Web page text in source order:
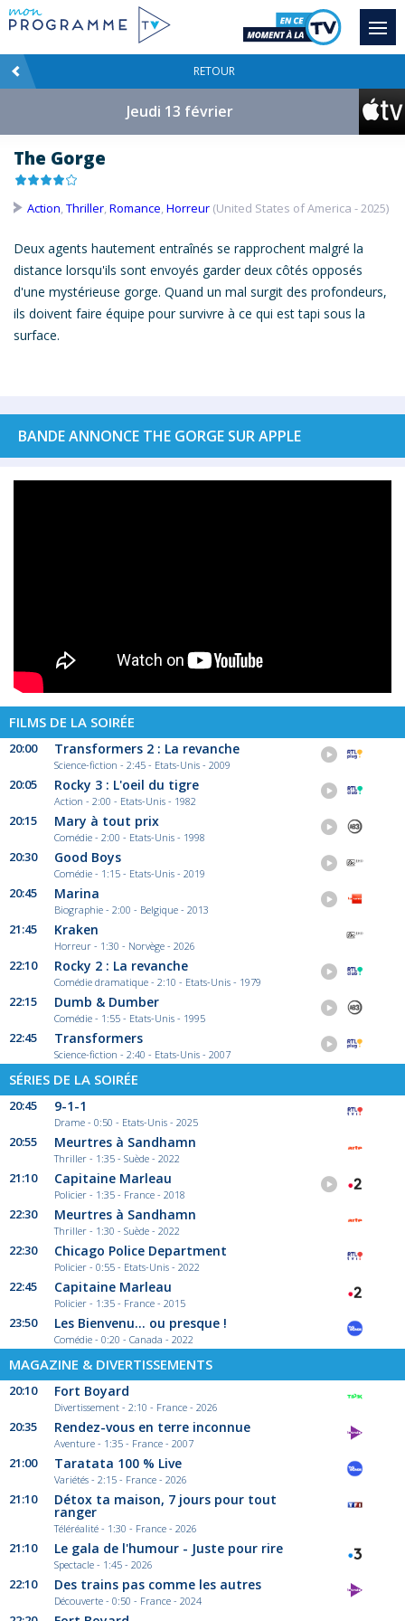
RETOUR
Jeudi 13 février
The Gorge
Action,Thriller,Romance,Horreur (United States of America - 2025)
Deux agents hautement entraînés se rapprochent malgré la
distance lorsqu'ils sont envoyés garder deux côtés opposés
d'une mystérieuse gorge. Quand un mal surgit des profondeurs,
ils doivent faire équipe pour survivre à ce qui est tapi sous la
surface.
BANDE ANNONCE THE GORGE SUR APPLE
FILMS DE LA SOIRÉE
20:00 Transformers 2 : La revanche
Science-fiction - 2:45 - Etats-Unis - 2009
20:05 Rocky 3 : L'oeil du tigre
Action - 2:00 - Etats-Unis - 1982
20:15 Mary à tout prix
Comédie - 2:00 - Etats-Unis - 1998
20:30 Good Boys
Comédie - 1:15 - Etats-Unis - 2019
20:45 Marina
Biographie - 2:00 - Belgique - 2013
21:45 Kraken
Horreur - 1:30 - Norvège - 2026
22:10 Rocky 2 : La revanche
Comédie dramatique - 2:10 - Etats-Unis - 1979
22:15 Dumb & Dumber
Comédie - 1:55 - Etats-Unis - 1995
22:45 Transformers
Science-fiction - 2:40 - Etats-Unis - 2007
SÉRIES DE LA SOIRÉE
20:45 9-1-1
Drame - 0:50 - Etats-Unis - 2025
20:55 Meurtres à Sandhamn
Thriller - 1:35 - Suède - 2022
21:10 Capitaine Marleau
Policier - 1:35 - France - 2018
22:30 Meurtres à Sandhamn
Thriller - 1:30 - Suède - 2022
22:30 Chicago Police Department
Policier - 0:55 - Etats-Unis - 2022
22:45 Capitaine Marleau
Policier - 1:35 - France - 2015
23:50 Les Bienvenu... ou presque !
Comédie - 0:20 - Canada - 2022
MAGAZINE & DIVERTISSEMENTS
20:10 Fort Boyard
Divertissement - 2:10 - France - 2026
20:35 Rendez-vous en terre inconnue
Aventure - 1:35 - France - 2007
21:00 Taratata 100 % Live
Variétés - 2:15 - France - 2026
21:10 Détox ta maison, 7 jours pour tout
ranger
Téléréalité - 1:30 - France - 2026
21:10 Le gala de l'humour - Juste pour rire
Spectacle - 1:45 - 2026
22:10 Des trains pas comme les autres
Découverte - 0:50 - France - 2024